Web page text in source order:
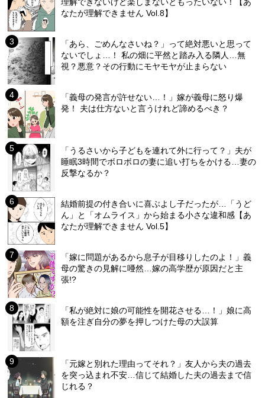
なたが理解できません Vol.8】
「あら、ごめんなさいね？」って絶対悪いと思って
ないでしょ…！ 私の畑に平然と踏み入る隣人…無
視？悪意？その行動にモヤモヤが止まらない
「義母の発言が許せない…！」嫁が義母に怒り爆
発！ 夫は仕方ないと言うけれど諦めるべき？
「うるさいから子どもを連れて外に行って？」夫が
睡眠3時間でボロボロの妻に追い打ちをかける…妻の
反撃なるか？
結婚前提の付き合いに喜ぶよし子だったが…「うど
ん」と「オムライス」から始まる小さな違和感【あ
なたが理解できません Vol.5】
「嫁に問題があるから息子が目移りしたのよ！」義
母の驚きの見解に唖然…嫁の高学歴が原因だと主
張!?
「私が絶対に娘の可能性を開花させる…！」娘に高
額を注ぎ自分の夢を押しつけた母の大誤算
「元嫁と別れた理由ってそれ？」友人から夫の過去
を突っ込まれ不安…信じて結婚した夫の過去まで信
じれる？